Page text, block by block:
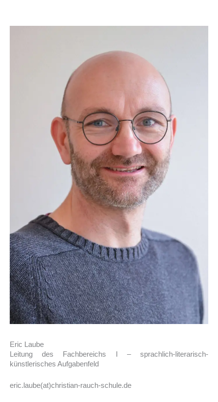
Eric Laube
Leitung des Fachbereichs I – sprachlich-literarisch-
künstlerisches Aufgabenfeld
eric.laube(at)christian-rauch-schule.de